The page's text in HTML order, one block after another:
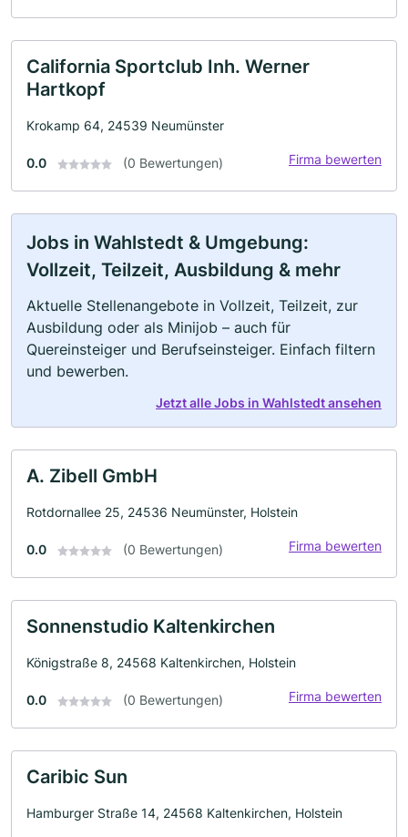
California Sportclub Inh. Werner
Hartkopf
Krokamp 64, 24539 Neumünster
0.0 (0 Bewertungen) Firma bewerten
Jobs in Wahlstedt & Umgebung:
Vollzeit, Teilzeit, Ausbildung & mehr
Aktuelle Stellenangebote in Vollzeit, Teilzeit, zur
Ausbildung oder als Minijob – auch für
Quereinsteiger und Berufseinsteiger. Einfach filtern
und bewerben.
Jetzt alle Jobs in Wahlstedt ansehen
A. Zibell GmbH
Rotdornallee 25, 24536 Neumünster, Holstein
0.0 (0 Bewertungen) Firma bewerten
Sonnenstudio Kaltenkirchen
Königstraße 8, 24568 Kaltenkirchen, Holstein
0.0 (0 Bewertungen) Firma bewerten
Caribic Sun
Hamburger Straße 14, 24568 Kaltenkirchen, Holstein